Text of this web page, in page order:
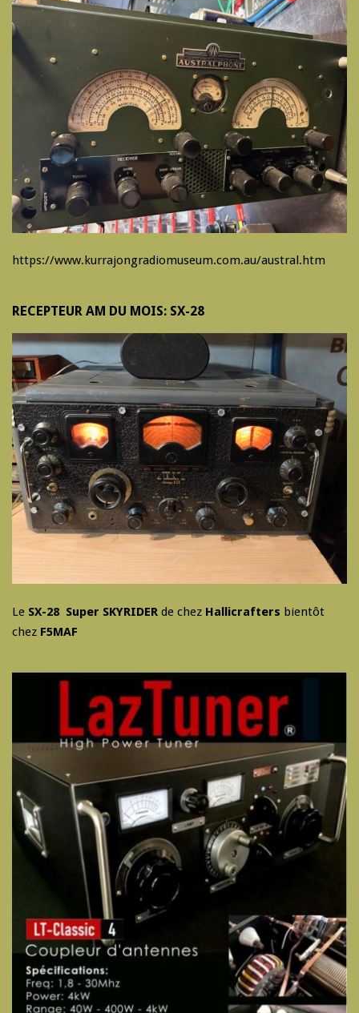
https://www.kurrajongradiomuseum.com.au/austral.htm
RECEPTEUR AM DU MOIS: SX-28
Le SX-28 Super SKYRIDER de chez Hallicrafters bientôt
chez F5MAF